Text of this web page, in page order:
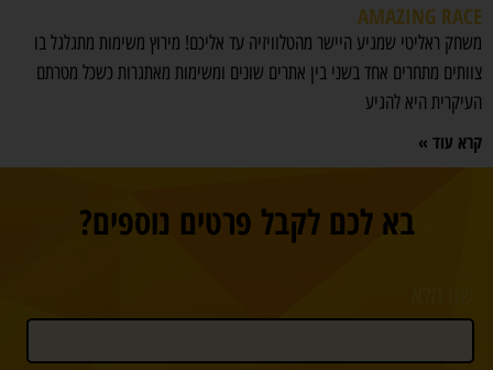
AMAZING RACE
משחק ראליטי שמגיע היישר מהטלוויזיה עד אליכם! מירוץ משימות מתגלגל בו
צוותים מתחרים אחד בשני בין אתרים שונים ומשימות מאתגרות כשכל מטרתם
העיקרית היא להגיע
קרא עוד »
בא לכם לקבל פרטים נוספים?